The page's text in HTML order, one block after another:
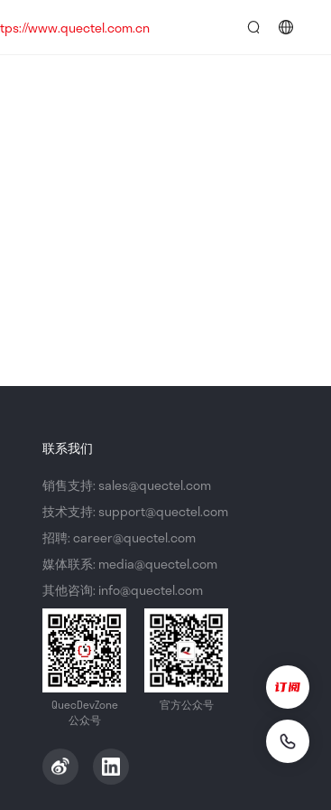
www.quectel.com.cn
联系我们
销售支持: sales@quectel.com
技术支持: support@quectel.com
招聘: career@quectel.com
媒体联系: media@quectel.com
其他咨询: info@quectel.com
QuecDevZone
公众号
官方公众号